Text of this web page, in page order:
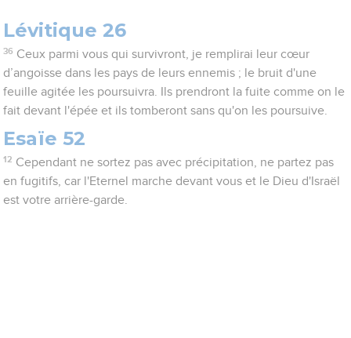
Lévitique 26
36 Ceux parmi vous qui survivront, je remplirai leur cœur
d’angoisse dans les pays de leurs ennemis ; le bruit d'une
feuille agitée les poursuivra. Ils prendront la fuite comme on le
fait devant l'épée et ils tomberont sans qu'on les poursuive.
Esaïe 52
12 Cependant ne sortez pas avec précipitation, ne partez pas
en fugitifs, car l'Eternel marche devant vous et le Dieu d'Israël
est votre arrière-garde.